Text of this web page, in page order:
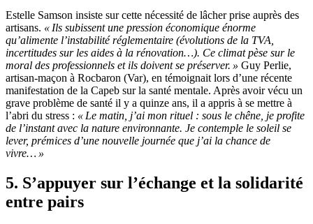
Estelle Samson insiste sur cette nécessité de lâcher prise auprès des
artisans. « Ils subissent une pression économique énorme
qu’alimente l’instabilité réglementaire (évolutions de la TVA,
incertitudes sur les aides à la rénovation…). Ce climat pèse sur le
moral des professionnels et ils doivent se préserver. » Guy Perlie,
artisan-maçon à Rocbaron (Var), en témoignait lors d’une récente
manifestation de la Capeb sur la santé mentale. Après avoir vécu un
grave problème de santé il y a quinze ans, il a appris à se mettre à
l’abri du stress : « Le matin, j’ai mon rituel : sous le chêne, je profite
de l’instant avec la nature environnante. Je contemple le soleil se
lever, prémices d’une nouvelle journée que j’ai la chance de
vivre… »
5. S’appuyer sur l’échange et la solidarité
entre pairs